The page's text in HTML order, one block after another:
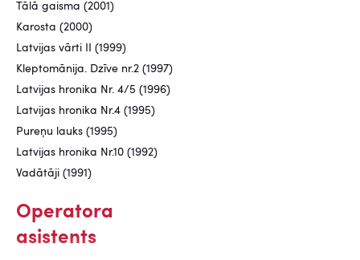
Tālā gaisma (2001)
Karosta (2000)
Latvijas vārti II (1999)
Kleptomānija. Dzīve nr.2 (1997)
Latvijas hronika Nr. 4/5 (1996)
Latvijas hronika Nr.4 (1995)
Pureņu lauks (1995)
Latvijas hronika Nr.10 (1992)
Vadātāji (1991)
Operatora
asistents